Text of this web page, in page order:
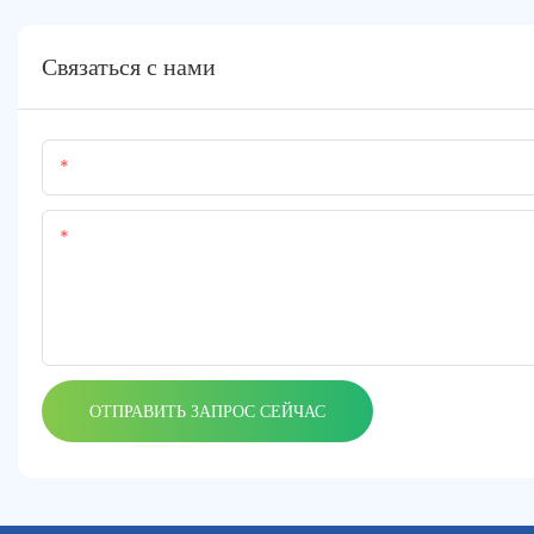
Связаться с нами
ОТПРАВИТЬ ЗАПРОС СЕЙЧАС